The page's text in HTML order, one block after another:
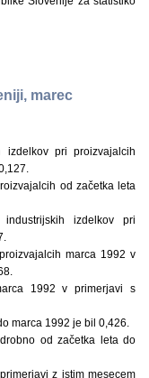
marec
izdelkov pri proizvajalcih
od začetka leta
izdelkov pri
marca 1992 v
1992 v primerjavi s
marca 1992 je bil 0,426.
od začetka leta do
z istim mesecem